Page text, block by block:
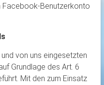
Facebook-Benutzerkonto
von uns eingesetzten
Grundlage des Art. 6
Mit den zum Einsatz